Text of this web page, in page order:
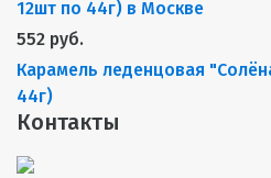
552 руб.
Карамель леденцовая
44г)
Контакты